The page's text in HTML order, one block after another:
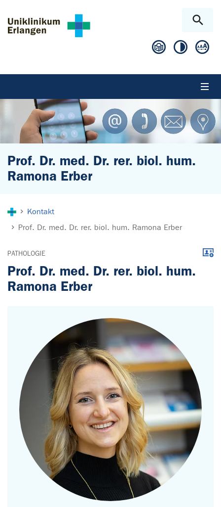
Prof. Dr. med. Dr. rer. biol. hum.
Ramona Erber
Kontakt
Prof. Dr. med. Dr. rer. biol. hum. Ramona Erber
PATHOLOGIE
Prof. Dr. med. Dr. rer. biol. hum.
Ramona Erber